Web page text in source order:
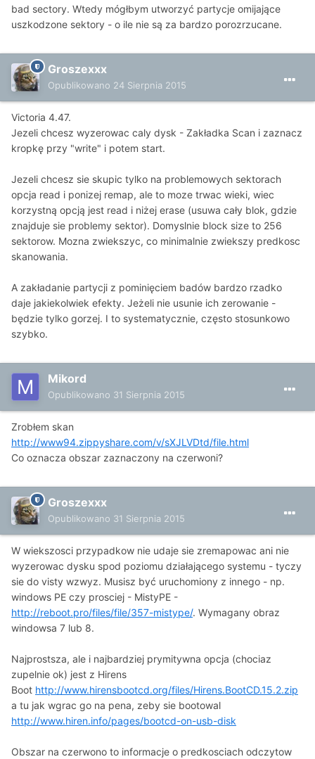
bad sectory. Wtedy mógłbym utworzyć partycje omijające
uszkodzone sektory - o ile nie są za bardzo porozrzucane.
Groszexxx
Opublikowano 24 Sierpnia 2015
Victoria 4.47.
Jezeli chcesz wyzerowac caly dysk - Zakładka Scan i zaznacz
kropkę przy "write" i potem start.
Jezeli chcesz sie skupic tylko na problemowych sektorach
opcja read i ponizej remap, ale to moze trwac wieki, wiec
korzystną opcją jest read i niżej erase (usuwa cały blok, gdzie
znajduje sie problemy sektor). Domyslnie block size to 256
sektorow. Mozna zwiekszyc, co minimalnie zwiekszy predkosc
skanowania.
A zakładanie partycji z pominięciem badów bardzo rzadko
daje jakiekolwiek efekty. Jeżeli nie usunie ich zerowanie -
będzie tylko gorzej. I to systematycznie, często stosunkowo
szybko.
Mikord
Opublikowano 31 Sierpnia 2015
Zrobłem skan
http://www94.zippyshare.com/v/sXJLVDtd/file.html
Co oznacza obszar zaznaczony na czerwoni?
Groszexxx
Opublikowano 31 Sierpnia 2015
W wiekszosci przypadkow nie udaje sie zremapowac ani nie
wyzerowac dysku spod poziomu działającego systemu - tyczy
sie do visty wzwyz. Musisz być uruchomiony z innego - np.
windows PE czy prosciej - MistyPE -
http://reboot.pro/files/file/357-mistype/. Wymagany obraz
windowsa 7 lub 8.
Najprostsza, ale i najbardziej prymitywna opcja (chociaz
zupelnie ok) jest z Hirens
Boot http://www.hirensbootcd.org/files/Hirens.BootCD.15.2.zip
a tu jak wgrac go na pena, zeby sie bootowal
http://www.hiren.info/pages/bootcd-on-usb-disk
Obszar na czerwono to informacje o predkosciach odczytow